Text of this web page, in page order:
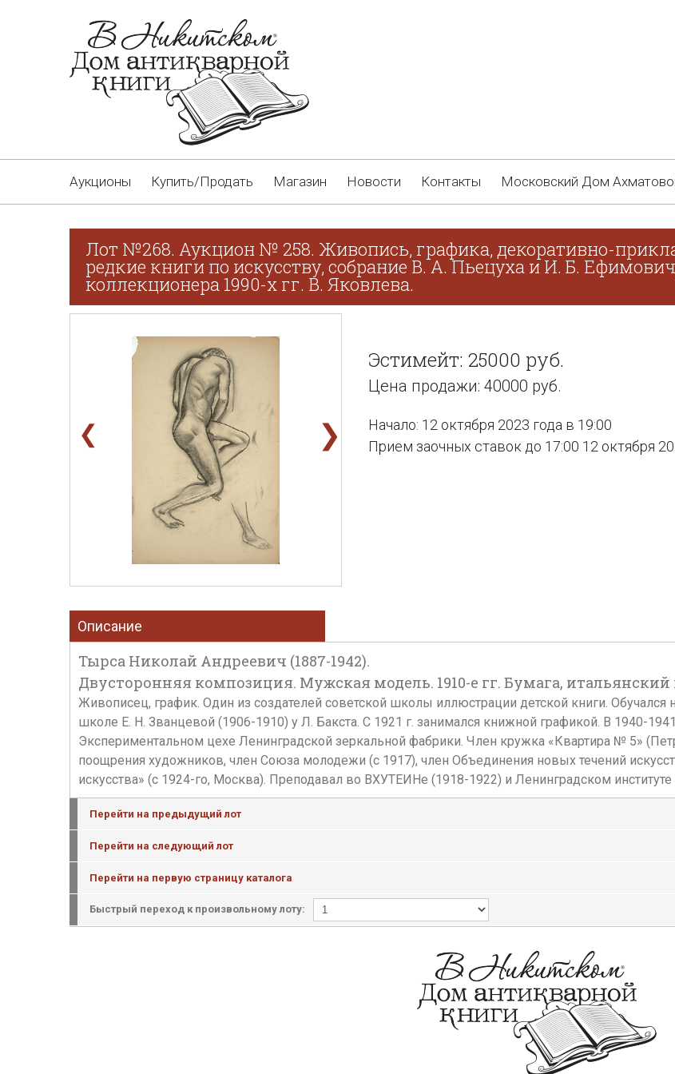
Аукционы Купить/Продать Магазин Новости Контакты Московский Дом
Лот №268. Аукцион № 258. Живопись, графика, декоративно-
редкие книги по искусству, собрание В. А. Пьецуха и И. Б.
коллекционера 1990-х гг. В. Яковлева.
❮ ❯
Эстимейт: 25000 руб.
Цена продажи: 40000 руб.
Начало: 12 октября 2023 года в 19:00
Прием заочных ставок до 17:00 12 октября
Описание
Тырса Николай Андреевич (1887-1942).
Двусторонняя композиция. Мужская модель. 1910-е гг. Бумага, итальянский
Живописец, график. Один из создателей советской школы иллюстрации детской книги. Обучался
школе Е. Н. Званцевой (1906-1910) у Л. Бакста. С 1921 г. занимался книжной графикой. В 1940-
Экспериментальном цехе Ленинградской зеркальной фабрики. Член кружка «Квартира № 5»
поощрения художников, член Союза молодежи (с 1917), член Объединения новых течений
искусства» (с 1924-го, Москва). Преподавал во ВХУТЕИНе (1918-1922) и Ленинградском
Перейти на предыдущий лот
Перейти на следующий лот
Перейти на первую страницу каталога
Быстрый переход к произвольному лоту: